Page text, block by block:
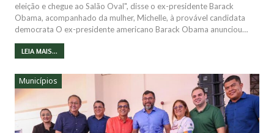
eleição e chegue ao Salão Oval", disse o ex-presidente Barack
Obama, acompanhado da mulher, Michelle, à provável candidata
democrata O ex-presidente americano Barack Obama anunciou…
LEIA MAIS...
Municípios